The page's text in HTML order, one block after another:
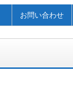
お問い合わせ